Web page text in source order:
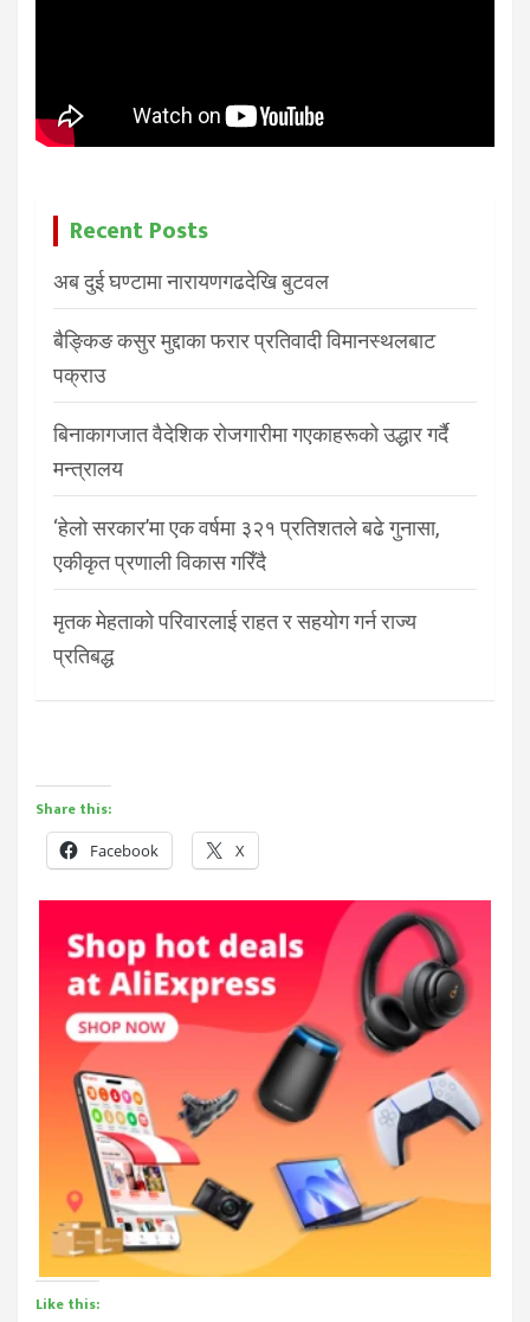
Recent Posts
अब दुई घण्टामा नारायणगढदेखि बुटवल
बैङ्किङ कसुर मुद्दाका फरार प्रतिवादी विमानस्थलबाट
पक्राउ
बिनाकागजात वैदेशिक रोजगारीमा गएकाहरूको उद्धार गर्दै
मन्त्रालय
‘हेलो सरकार’मा एक वर्षमा ३२१ प्रतिशतले बढे गुनासा,
एकीकृत प्रणाली विकास गरिँदै
मृतक मेहताको परिवारलाई राहत र सहयोग गर्न राज्य
प्रतिबद्ध
Share this:
Facebook X
Like this: